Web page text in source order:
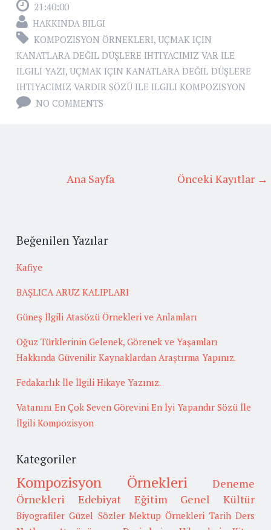
21:40:00
HAKKINDA BILGI
KOMPOZISYON ÖRNEKLERI, UÇMAK IÇIN
KANATLARA DEĞIL DÜŞLERE IHTIYACIMIZ VAR ILE
ILGILI YAZI, UÇMAK IÇIN KANATLARA DEĞIL DÜŞLERE
IHTIYACIMIZ VARDIR SÖZÜ ILE ILGILI KOMPOZISYON
NO COMMENTS
Önceki Kayıtlar →
Ana Sayfa
Beğenilen Yazılar
Kafiye
BAŞLICA ARUZ KALIPLARI
Güneş İlgili Atasözü Örnekleri ve Anlamları
Oğuz Türklerinin Gelenek, Görenek ve Yaşamları
Hakkında Güvenilir Kaynaklardan Araştırma Yapınız.
Fedakarlık İle İlgili Hikaye Yazınız.
Vatanını En Çok Seven Görevini En İyi Yapandır Sözü İle
İlgili Kompozisyon
Kategoriler
Kompozisyon Örnekleri
Deneme
Örnekleri
Edebiyat Eğitim Genel Kültür
Biyografiler Güzel Sözler Mektup Örnekleri Tarih Ders